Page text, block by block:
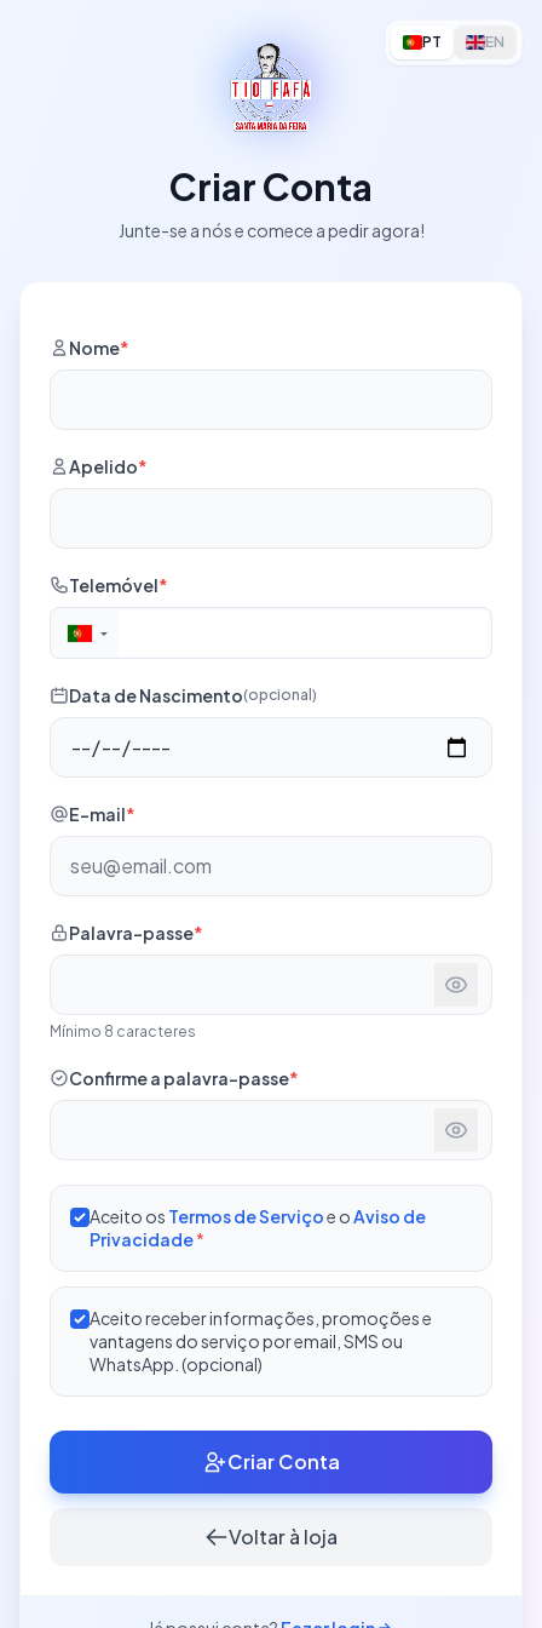
PT EN
Criar Conta
Junte-se a nós e comece a pedir agora!
Nome*
Apelido*
Telemóvel*
▼
Data de Nascimento(opcional)
E-mail*
Palavra-passe*
Mínimo 8 caracteres
Confirme a palavra-passe*
Aceito os Termos de Serviçoe oAviso de
Privacidade*
Aceito receber informações, promoções e
vantagens do serviço por email, SMS ou
WhatsApp. (opcional)
Criar Conta
Voltar à loja